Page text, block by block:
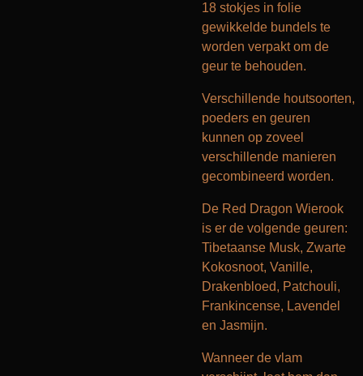
18 stokjes in folie
gewikkelde bundels te
worden verpakt om de
geur te behouden.
Verschillende houtsoorten,
poeders en geuren
kunnen op zoveel
verschillende manieren
gecombineerd worden.
De Red Dragon Wierook
is er de volgende geuren:
Tibetaanse Musk, Zwarte
Kokosnoot, Vanille,
Drakenbloed, Patchouli,
Frankincense, Lavendel
en Jasmijn.
Wanneer de vlam